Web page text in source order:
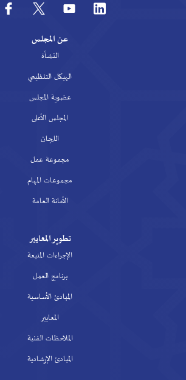
عن المجلس
النشأة
الهيكل التنظيمي
عضوية المجلس
المجلس الأعلى
اللجان
مجموعة عمل
مجموعات المهام
الأمانة العامة
تطوير المعايير
الإجراءات المتبعة
برنامج العمل
المبادئ الأساسية
المعايير
الملاحظات الفنية
المبادئ الإرشادية